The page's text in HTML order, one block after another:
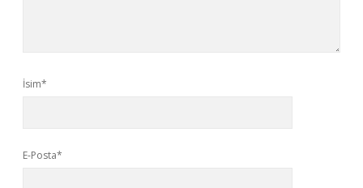
İsim*
E-Posta*